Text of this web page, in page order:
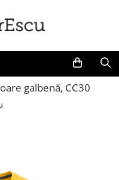
galbenă, CC30